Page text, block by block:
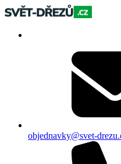
objednavky@svet-